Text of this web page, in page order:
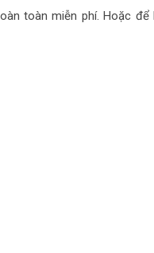
toàn miễn phí. Hoặc để